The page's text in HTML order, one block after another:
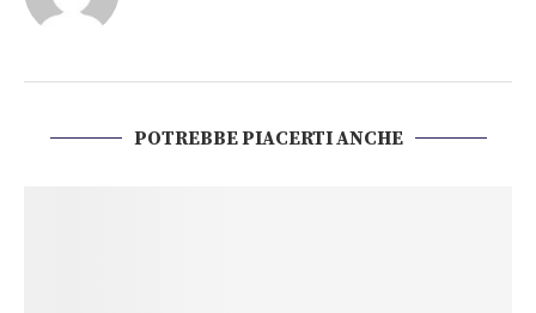
POTREBBE PIACERTI ANCHE